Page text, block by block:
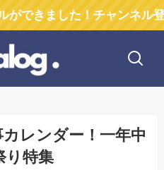
た！チャンネル登録お願い
レンダー！一年中
り特集